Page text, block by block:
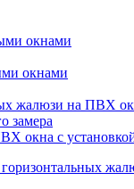
окнами
окнами
жалюзи на ПВХ
замера
окна с
горизонтальных